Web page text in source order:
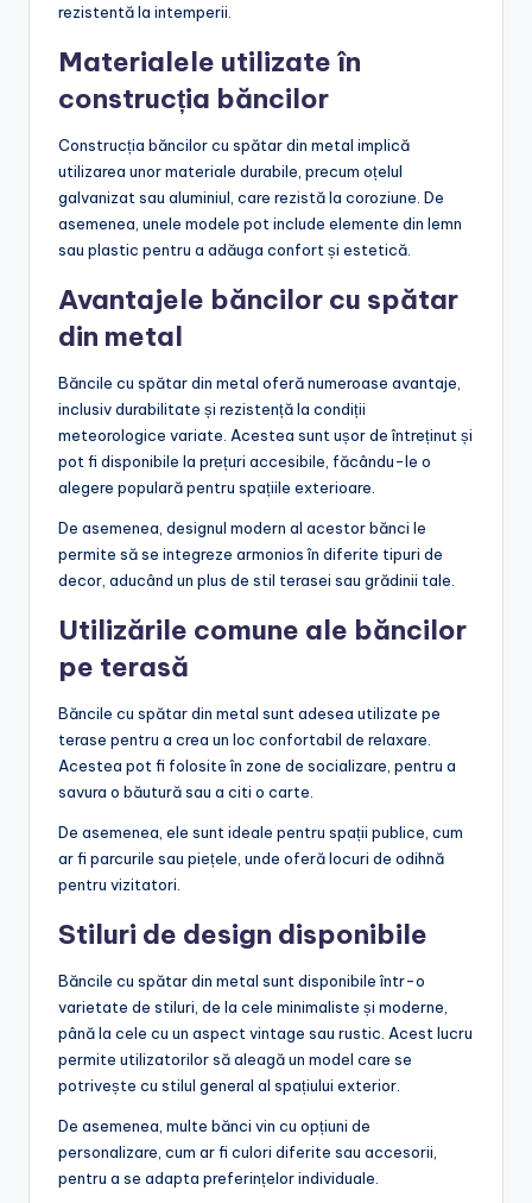
rezistentă la intemperii.
Materialele utilizate în
construcția băncilor
Construcția băncilor cu spătar din metal implică
utilizarea unor materiale durabile, precum oțelul
galvanizat sau aluminiul, care rezistă la coroziune. De
asemenea, unele modele pot include elemente din lemn
sau plastic pentru a adăuga confort și estetică.
Avantajele băncilor cu spătar
din metal
Băncile cu spătar din metal oferă numeroase avantaje,
inclusiv durabilitate și rezistență la condiții
meteorologice variate. Acestea sunt ușor de întreținut și
pot fi disponibile la prețuri accesibile, făcându-le o
alegere populară pentru spațiile exterioare.
De asemenea, designul modern al acestor bănci le
permite să se integreze armonios în diferite tipuri de
decor, aducând un plus de stil terasei sau grădinii tale.
Utilizările comune ale băncilor
pe terasă
Băncile cu spătar din metal sunt adesea utilizate pe
terase pentru a crea un loc confortabil de relaxare.
Acestea pot fi folosite în zone de socializare, pentru a
savura o băutură sau a citi o carte.
De asemenea, ele sunt ideale pentru spații publice, cum
ar fi parcurile sau piețele, unde oferă locuri de odihnă
pentru vizitatori.
Stiluri de design disponibile
Băncile cu spătar din metal sunt disponibile într-o
varietate de stiluri, de la cele minimaliste și moderne,
până la cele cu un aspect vintage sau rustic. Acest lucru
permite utilizatorilor să aleagă un model care se
potrivește cu stilul general al spațiului exterior.
De asemenea, multe bănci vin cu opțiuni de
personalizare, cum ar fi culori diferite sau accesorii,
pentru a se adapta preferințelor individuale.